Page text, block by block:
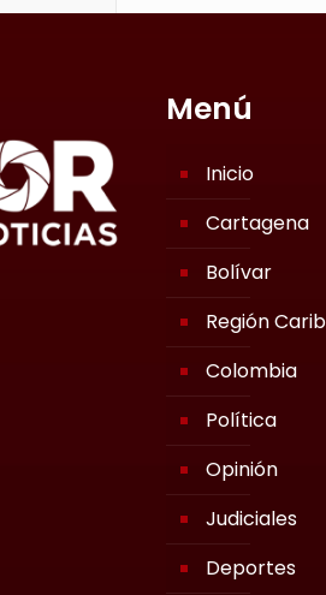
Menú
Inicio
Cartagena
Bolívar
Región
Colombia
Política
Opinión
Judiciales
Deportes